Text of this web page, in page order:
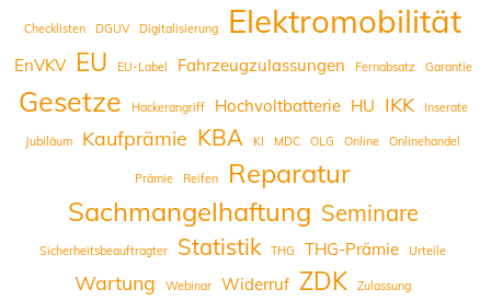
Checklisten DGUV Digitalisierung Elektromobilität
EnVKV EU EU-Label Fahrzeugzulassungen Fernabsatz Garantie
Gesetze Hackerangriff Hochvoltbatterie HU IKK Inserate
Jubiläum Kaufprämie KBA KI MDC OLG Online Onlinehandel
Prämie Reifen
Reparatur
Sachmangelhaftung Seminare
Sicherheitsbeauftragter Statistik THG THG-Prämie Urteile
Wartung Webinar Widerruf ZDK Zulassung